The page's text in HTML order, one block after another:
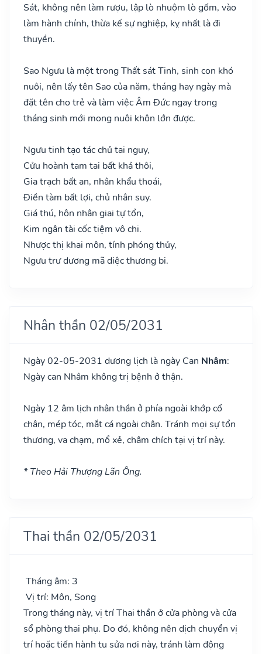
Sát, không nên làm rượu, lập lò nhuộm lò gốm, vào
làm hành chính, thừa kế sự nghiệp, kỵ nhất là đi
thuyền.
Sao Ngưu là một trong Thất sát Tinh, sinh con khó
nuôi, nên lấy tên Sao của năm, tháng hay ngày mà
đặt tên cho trẻ và làm việc Âm Đức ngay trong
tháng sinh mới mong nuôi khôn lớn được.
Ngưu tinh tạo tác chủ tai nguy,
Cửu hoành tam tai bất khả thôi,
Gia trạch bất an, nhân khẩu thoái,
Điền tàm bất lợi, chủ nhân suy.
Giá thú, hôn nhân giai tự tổn,
Kim ngân tài cốc tiệm vô chi.
Nhược thị khai môn, tính phóng thủy,
Ngưu trư dương mã diệc thương bi.
Nhân thần 02/05/2031
Ngày 02-05-2031 dương lịch là ngày Can Nhâm:
Ngày can Nhâm không trị bệnh ở thận.
Ngày 12 âm lịch nhân thần ở phía ngoài khớp cổ
chân, mép tóc, mắt cá ngoài chân. Tránh mọi sự tổn
thương, va chạm, mổ xẻ, châm chích tại vị trí này.
* Theo Hải Thượng Lãn Ông.
Thai thần 02/05/2031
Tháng âm: 3
Vị trí: Môn, Song
Trong tháng này, vị trí Thai thần ở cửa phòng và cửa
sổ phòng thai phụ. Do đó, không nên dịch chuyển vị
trí hoặc tiến hành tu sửa nơi này, tránh làm động